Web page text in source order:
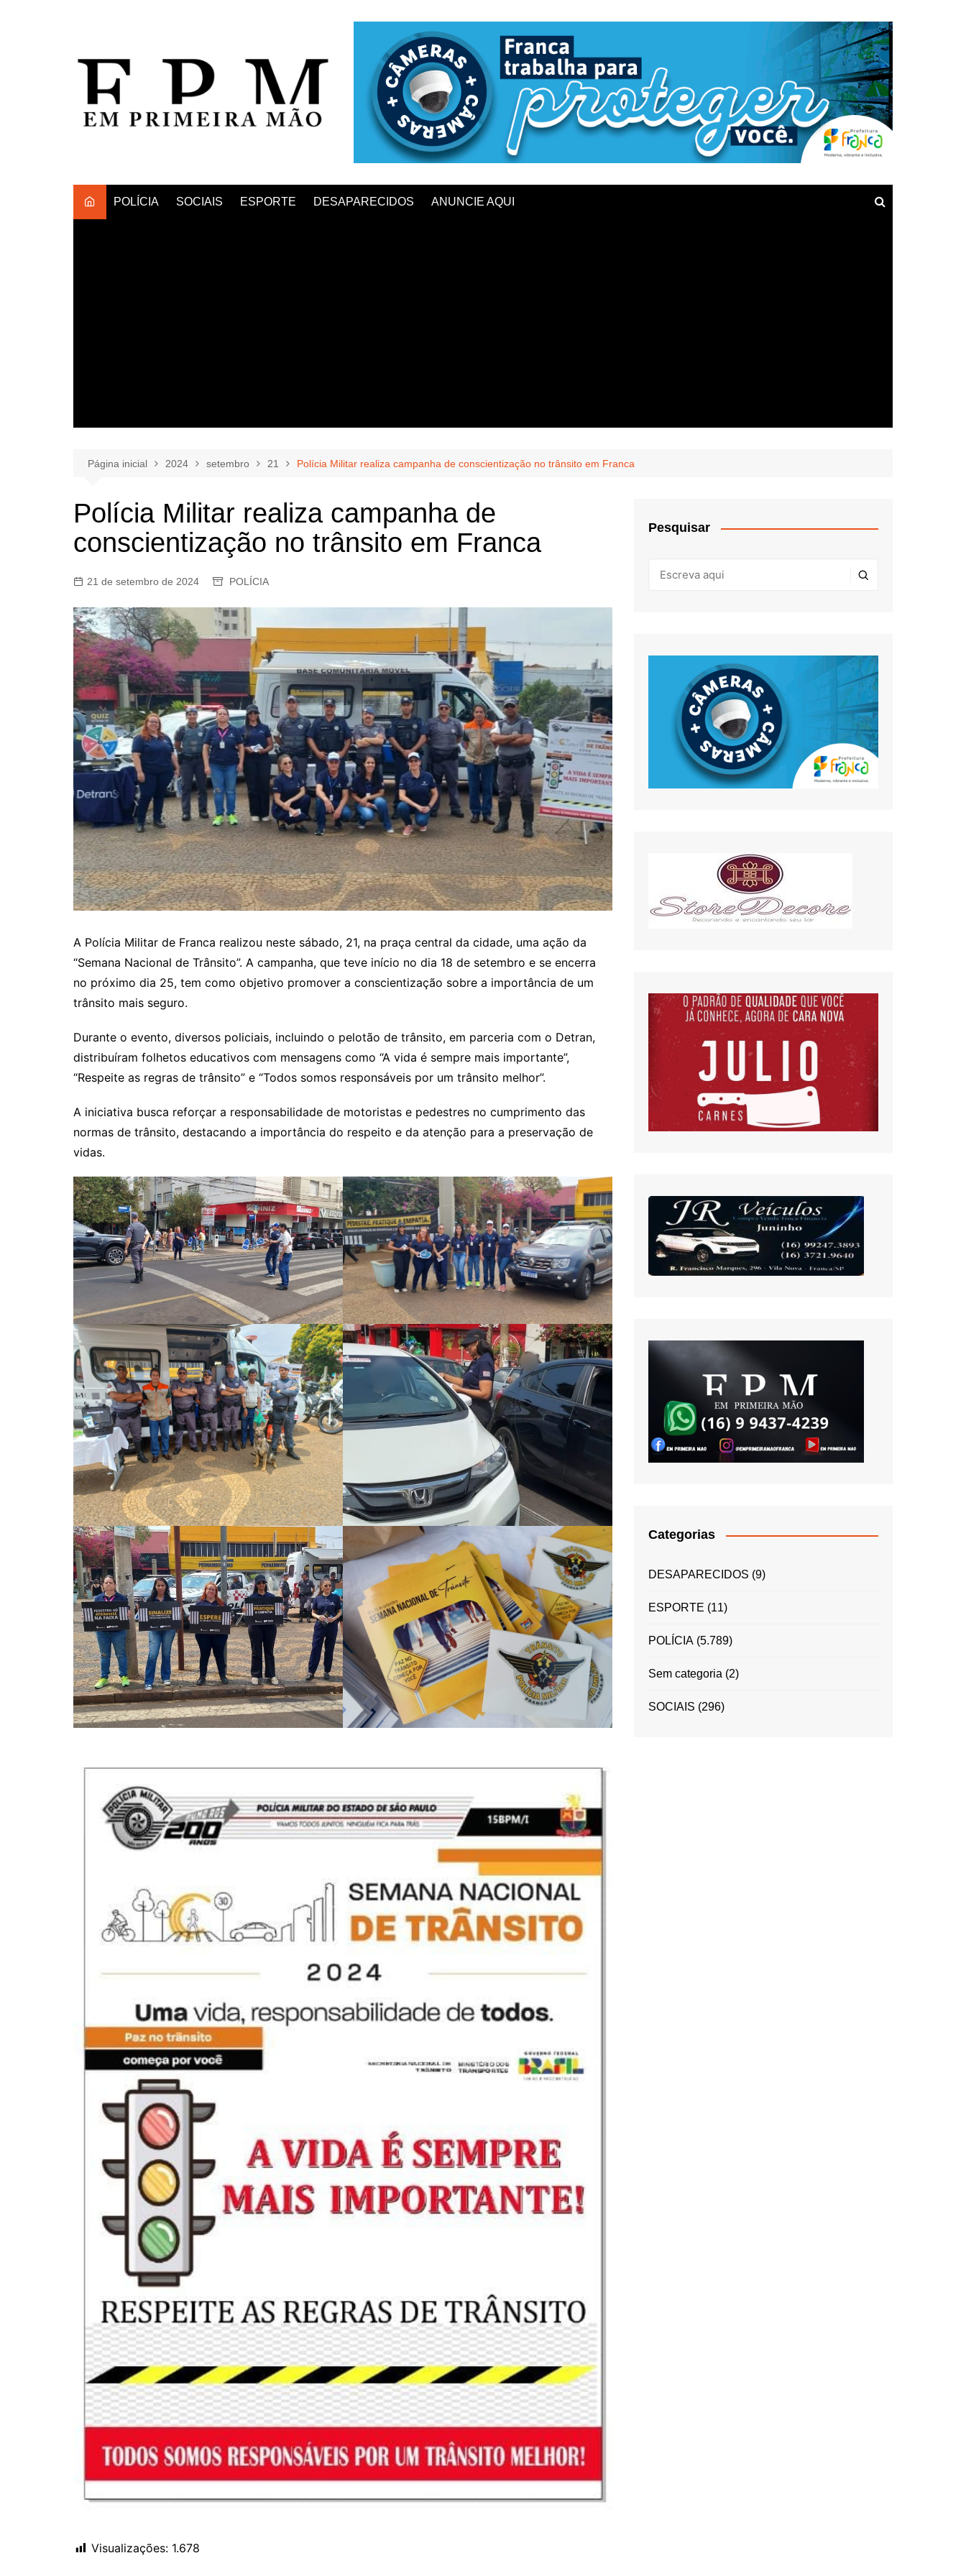
POLÍCIA SOCIAIS ESPORTE DESAPARECIDOS ANUNCIE AQUI
Página inicial 2024 setembro 21 Polícia Militar realiza campanha de conscientização no trânsito em Franca
Polícia Militar realiza campanha de
conscientização no trânsito em Franca
21 de setembro de 2024 POLÍCIA
A Polícia Militar de Franca realizou neste sábado, 21, na praça central da cidade, uma ação da
“Semana Nacional de Trânsito”. A campanha, que teve início no dia 18 de setembro e se encerra
no próximo dia 25, tem como objetivo promover a conscientização sobre a importância de um
trânsito mais seguro.
Durante o evento, diversos policiais, incluindo o pelotão de trânsito, em parceria com o Detran,
distribuíram folhetos educativos com mensagens como “A vida é sempre mais importante”,
“Respeite as regras de trânsito” e “Todos somos responsáveis por um trânsito melhor”.
A iniciativa busca reforçar a responsabilidade de motoristas e pedestres no cumprimento das
normas de trânsito, destacando a importância do respeito e da atenção para a preservação de
vidas.
Visualizações: 1.678
Pesquisar
Categorias
DESAPARECIDOS (9)
ESPORTE (11)
POLÍCIA (5.789)
Sem categoria (2)
SOCIAIS (296)